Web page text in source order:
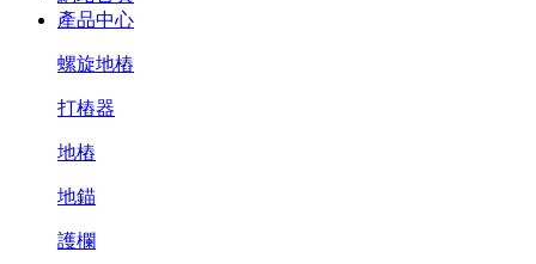
產品中心
螺旋地樁
打樁器
地樁
地錨
護欄